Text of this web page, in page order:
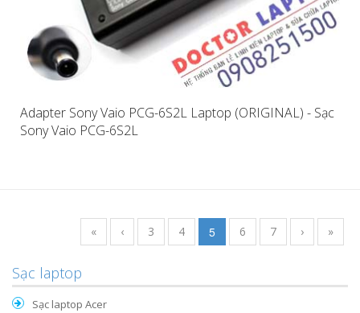
Adapter Sony Vaio PCG-6S2L Laptop (ORIGINAL) - Sạc
Sony Vaio PCG-6S2L
« ‹ 3 4 5 6 7 › »
Sạc laptop
Sạc laptop Acer